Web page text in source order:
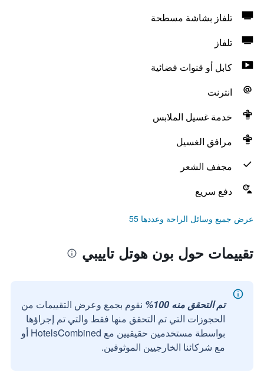
تلفاز بشاشة مسطحة
تلفاز
كابل أو قنوات فضائية
انترنت
خدمة غسيل الملابس
مرافق الغسيل
مجفف الشعر
دفع سريع
عرض جميع وسائل الراحة وعددها 55
تقييمات حول بون هوتل تاييبي
تم التحقق منه 100%
نقوم بجمع وعرض التقييمات من
الحجوزات التي تم التحقق منها فقط والتي تم إجراؤها
بواسطة مستخدمين حقيقيين مع HotelsCombined أو
مع شركائنا الخارجيين الموثوقين.